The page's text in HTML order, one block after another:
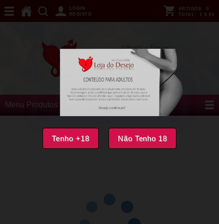
Tenho +18 Não Tenho 18
LOGIN
REGISTO
ARTIGOS:
0
TOTAL: € 0,00
Menu Produtos